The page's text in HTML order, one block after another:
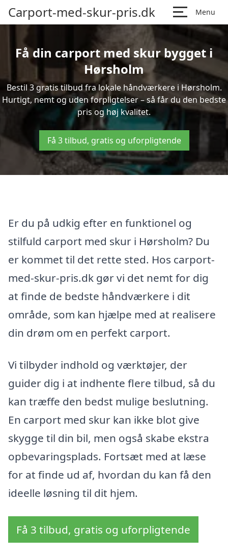
Carport-med-skur-pris.dk Menu
Få din carport med skur bygget i
Hørsholm
Bestil 3 gratis tilbud fra lokale håndværkere i Hørsholm.
Hurtigt, nemt og uden forpligtelser – så får du den bedste
pris og høj kvalitet.
Få 3 tilbud, gratis og uforpligtende
Er du på udkig efter en funktionel og
stilfuld carport med skur i Hørsholm? Du
er kommet til det rette sted. Hos carport-
med-skur-pris.dk gør vi det nemt for dig
at finde de bedste håndværkere i dit
område, som kan hjælpe med at realisere
din drøm om en perfekt carport.
Vi tilbyder indhold og værktøjer, der
guider dig i at indhente flere tilbud, så du
kan træffe den bedst mulige beslutning.
En carport med skur kan ikke blot give
skygge til din bil, men også skabe ekstra
opbevaringsplads. Fortsæt med at læse
for at finde ud af, hvordan du kan få den
ideelle løsning til dit hjem.
Få 3 tilbud, gratis og uforpligtende